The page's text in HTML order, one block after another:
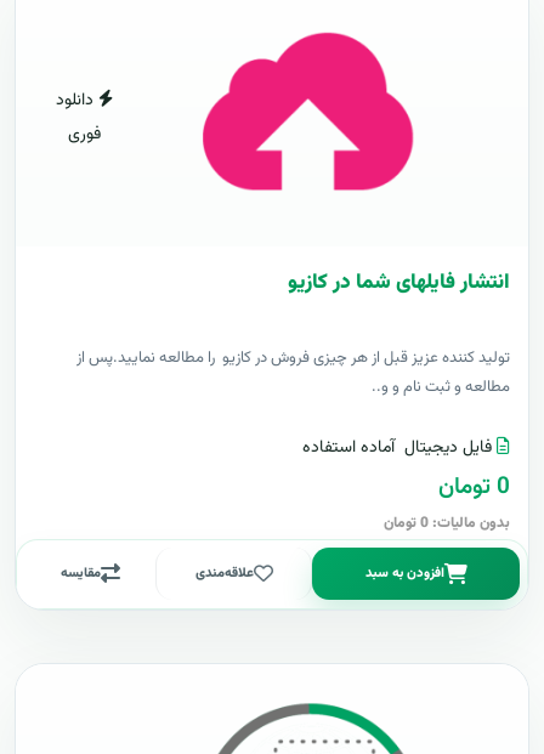
دانلود
فوری
انتشار فایلهای شما در کازیو
توليد کننده عزيز قبل از هر چیزی فروش در کازیو را مطالعه نمایید.پس از
مطالعه و ثبت نام و و..
فایل دیجیتال آماده استفاده
0 تومان
بدون مالیات: 0 تومان
افزودن به سبد علاقه‌مندی مقایسه